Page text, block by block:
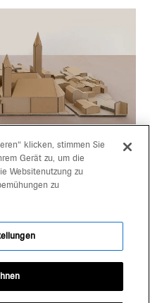
arch
3
brixen
80 11 29
klicken, stimmen Sie
Gerät zu, um die
Websitenutzung zu
zu